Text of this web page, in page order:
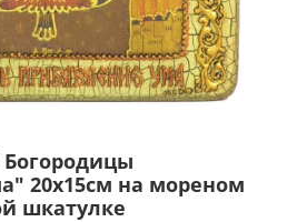
20х15см на мореном
шкатулке